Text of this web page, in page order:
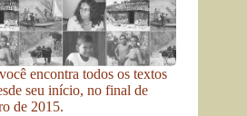
encontra todos os textos
seu início, no final de
de 2015.